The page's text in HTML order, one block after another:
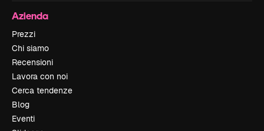
Azienda
Prezzi
Chi siamo
Recensioni
Lavora con noi
Cerca tendenze
Blog
Eventi